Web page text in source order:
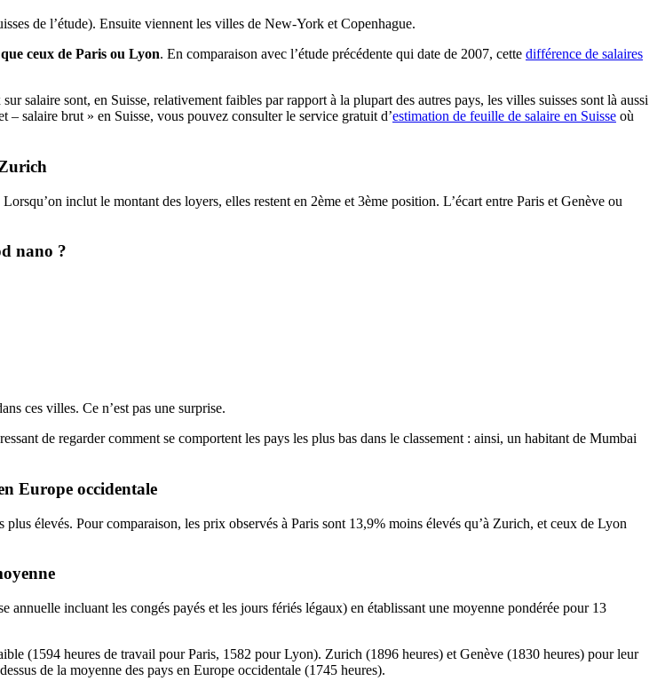
de l’étude). Ensuite viennent les villes de New-York et Copenhague.
ceux de Paris ou Lyon. En comparaison avec l’étude précédente qui date de 2007, cette différence de salaires
salaire sont, en Suisse, relativement faibles par rapport à la plupart des autres pays, les villes suisses sont là aussi
salaire brut » en Suisse, vous pouvez consulter le service gratuit d’estimation de feuille de salaire en Suisse où
inclut le montant des loyers, elles restent en 2ème et 3ème position. L’écart entre Paris et Genève ou
nano ?
ces villes. Ce n’est pas une surprise.
de regarder comment se comportent les pays les plus bas dans le classement : ainsi, un habitant de Mumbai
Europe occidentale
élevés. Pour comparaison, les prix observés à Paris sont 13,9% moins élevés qu’à Zurich, et ceux de Lyon
incluant les congés payés et les jours fériés légaux) en établissant une moyenne pondérée pour 13
(1594 heures de travail pour Paris, 1582 pour Lyon). Zurich (1896 heures) et Genève (1830 heures) pour leur
de la moyenne des pays en Europe occidentale (1745 heures).